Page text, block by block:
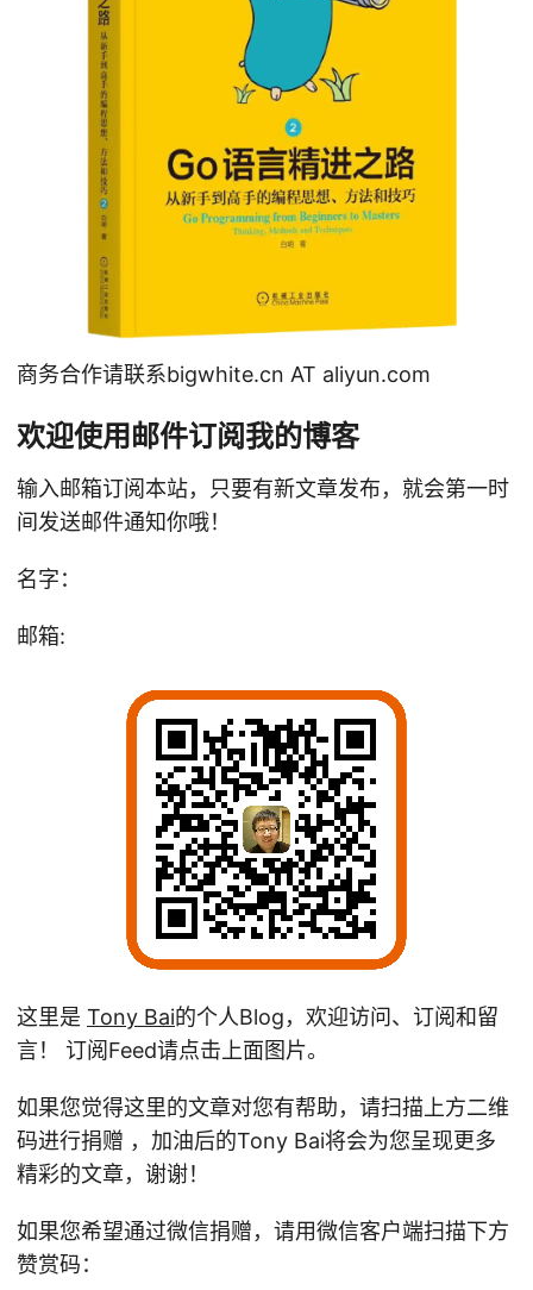
商务合作请联系bigwhite.cn AT aliyun.com
欢迎使用邮件订阅我的博客
输入邮箱订阅本站，只要有新文章发布，就会第一时
间发送邮件通知你哦！
名字：
邮箱:
这里是 Tony Bai的个人Blog，欢迎访问、订阅和留
言！ 订阅Feed请点击上面图片。
如果您觉得这里的文章对您有帮助，请扫描上方二维
码进行捐赠 ，加油后的Tony Bai将会为您呈现更多
精彩的文章，谢谢！
如果您希望通过微信捐赠，请用微信客户端扫描下方
赞赏码：